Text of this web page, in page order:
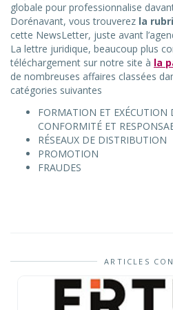
globale pour professionnalise
Dorénavant, vous trouverez la
cette NewsLetter, juste avant
La lettre juridique, beaucoup plus
téléchargement sur notre site à la
de nombreuses affaires classées
catégories suivantes
FORMATION ET EXÉCUTION
CONFORMITÉ ET
RÉSEAUX DE DISTRIBUTION
PROMOTION
FRAUDES
ARTICLES